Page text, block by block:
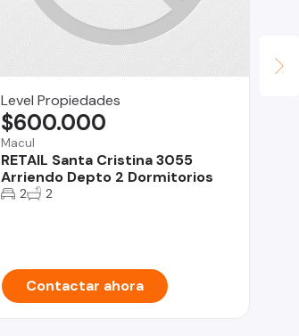
Level Propiedades
Macul
RETAIL Santa Cristina 3055
Arriendo Depto 2 Dormitorios
$600.000
2 2
Contactar ahora